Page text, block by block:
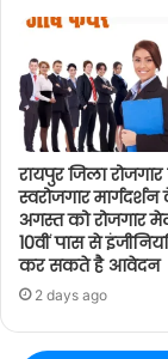
रायपुर जिला
स्वरोजगार मार्गदर्शन
अगस्त को रोजगार
10वीं पास से
कर सकते है आवेदन
2 days ago